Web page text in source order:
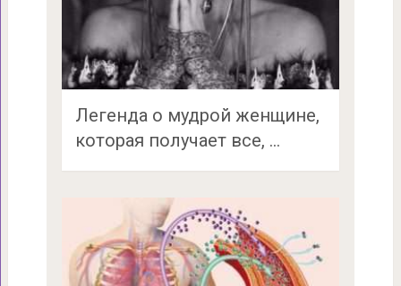
Легенда о мудрой женщине,
которая получает все, …